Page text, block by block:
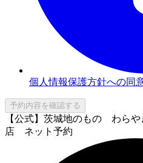
個人情報保護方針への同
予約内容を確認する
【公式】茨城地のもの わら
店 ネット予約